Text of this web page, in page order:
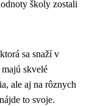
školy zostali
sa snaží v
skvelé
ale aj na rôznych
to svoje.